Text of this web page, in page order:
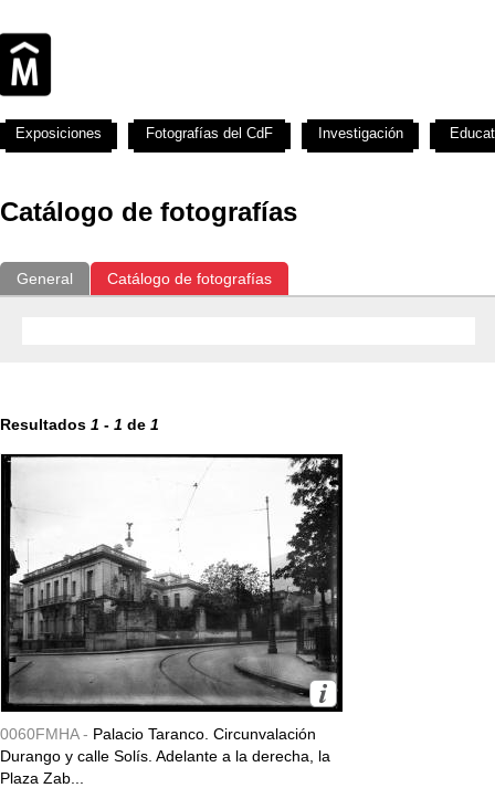
Catálogo de fotografías
General Catálogo de fotografías
Resultados 1 - 1 de 1
0060FMHA - Palacio Taranco. Circunvalación
Durango y calle Solís. Adelante a la derecha, la
Plaza Zab...
Exposiciones Fotografías del CdF Investigación